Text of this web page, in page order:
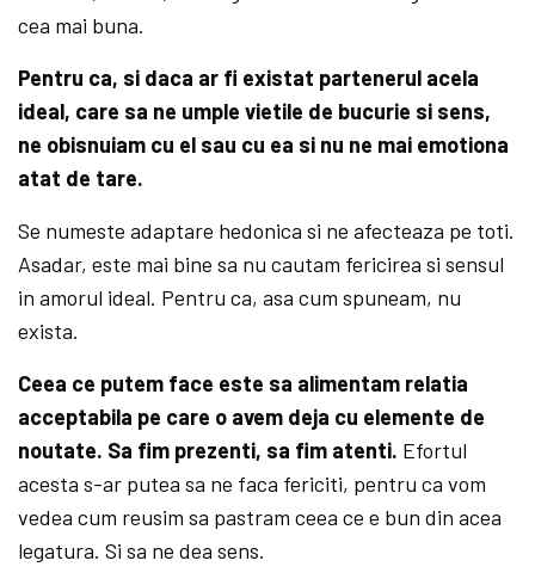
cea mai buna.
Pentru ca, si daca ar fi existat partenerul acela
ideal, care sa ne umple vietile de bucurie si sens,
ne obisnuiam cu el sau cu ea si nu ne mai emotiona
atat de tare.
Se numeste adaptare hedonica si ne afecteaza pe toti.
Asadar, este mai bine sa nu cautam fericirea si sensul
in amorul ideal. Pentru ca, asa cum spuneam, nu
exista.
Ceea ce putem face este sa alimentam relatia
acceptabila pe care o avem deja cu elemente de
noutate. Sa fim prezenti, sa fim atenti. Efortul
acesta s-ar putea sa ne faca fericiti, pentru ca vom
vedea cum reusim sa pastram ceea ce e bun din acea
legatura. Si sa ne dea sens.